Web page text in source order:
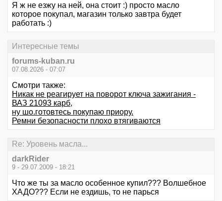
Я ж не езжу на ней, она стоит :) просто масло
которое покупал, магазин только завтра будет
работать :)
Интересные темы
forums-kuban.ru
07.08.2026 - 07:07
Смотри также:
Никак не реагирует на поворот ключа зажигания -
ВАЗ 21093 карб,
ну шо.готовтесь покупаю приору.
Ремни безопасности плохо втягиваются
Re: Уровень масла...
darkRider
9 - 29.07.2009 - 18:21
Что же ты за масло особенное купил??? Волшебное
ХАДО??? Если не ездишь, то не парься